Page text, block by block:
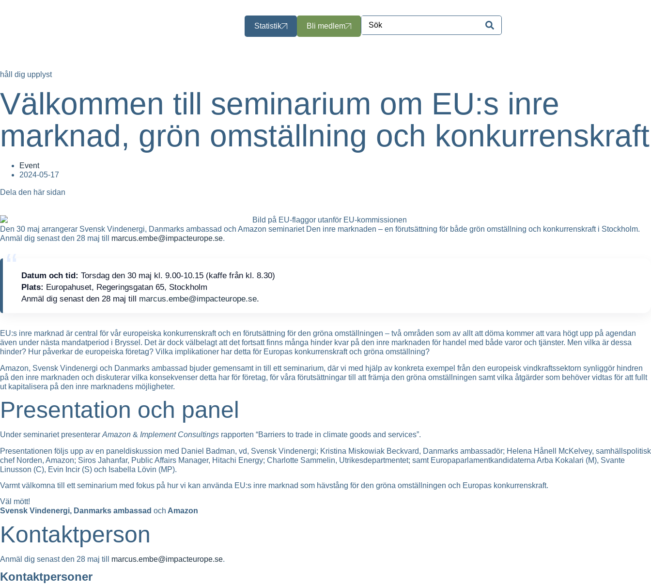
Statistik Bli medlem
håll dig upplyst
Välkommen till seminarium om EU:s inre
marknad, grön omställning och konkurrenskraft
Event
2024-05-17
Dela den här sidan
Den 30 maj arrangerar Svensk Vindenergi, Danmarks ambassad och Amazon seminariet Den inre marknaden – en förutsättning för både grön omställning och konkurrenskraft i Stockholm.
Anmäl dig senast den 28 maj till marcus.embe@impacteurope.se.
Datum och tid: Torsdag den 30 maj kl. 9.00-10.15 (kaffe från kl. 8.30)
Plats: Europahuset, Regeringsgatan 65, Stockholm
Anmäl dig senast den 28 maj till marcus.embe@impacteurope.se.
EU:s inre marknad är central för vår europeiska konkurrenskraft och en förutsättning för den gröna omställningen – två områden som av allt att döma kommer att vara högt upp på agendan
även under nästa mandatperiod i Bryssel. Det är dock välbelagt att det fortsatt finns många hinder kvar på den inre marknaden för handel med både varor och tjänster. Men vilka är dessa
hinder? Hur påverkar de europeiska företag? Vilka implikationer har detta för Europas konkurrenskraft och gröna omställning?
Amazon, Svensk Vindenergi och Danmarks ambassad bjuder gemensamt in till ett seminarium, där vi med hjälp av konkreta exempel från den europeisk vindkraftssektorn synliggör hindren
på den inre marknaden och diskuterar vilka konsekvenser detta har för företag, för våra förutsättningar till att främja den gröna omställningen samt vilka åtgärder som behöver vidtas för att fullt
ut kapitalisera på den inre marknadens möjligheter.
Presentation och panel
Under seminariet presenterar Amazon & Implement Consultings rapporten “Barriers to trade in climate goods and services”.
Presentationen följs upp av en paneldiskussion med Daniel Badman, vd, Svensk Vindenergi; Kristina Miskowiak Beckvard, Danmarks ambassadör; Helena Hånell McKelvey, samhällspolitisk
chef Norden, Amazon; Siros Jahanfar, Public Affairs Manager, Hitachi Energy; Charlotte Sammelin, Utrikesdepartmentet; samt Europaparlamentkandidaterna Arba Kokalari (M), Svante
Linusson (C), Evin Incir (S) och Isabella Lövin (MP).
Varmt välkomna till ett seminarium med fokus på hur vi kan använda EU:s inre marknad som hävstång för den gröna omställningen och Europas konkurrenskraft.
Väl mött!
Svensk Vindenergi, Danmarks ambassad och Amazon
Kontaktperson
Anmäl dig senast den 28 maj till marcus.embe@impacteurope.se.
Kontaktpersoner